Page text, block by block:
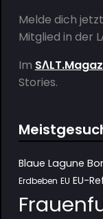
Melde dich
Mitglied in der
Im
Stories.
Blaue Lagune
Erdbeben EU EU-